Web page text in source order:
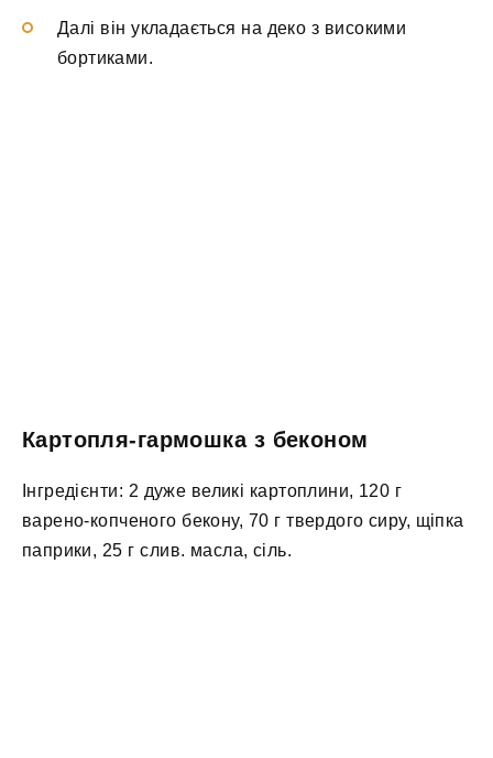
Далі він укладається на деко з високими
бортиками.
Картопля-гармошка з беконом
Інгредієнти: 2 дуже великі картоплини, 120 г
варено-копченого бекону, 70 г твердого сиру, щіпка
паприки, 25 г слив. масла, сіль.